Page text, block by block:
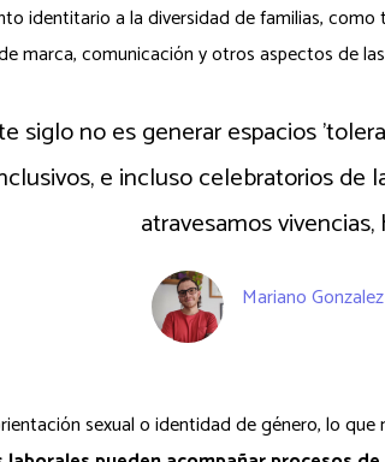
identitario a la diversidad de familias,
marca, comunicación y otros aspectos de
siglo no es generar espacios
e incluso celebratorios de
atravesamos
Mariano
sexual o identidad de género, lo